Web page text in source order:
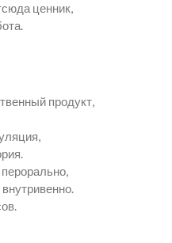
ценник,
продукт,